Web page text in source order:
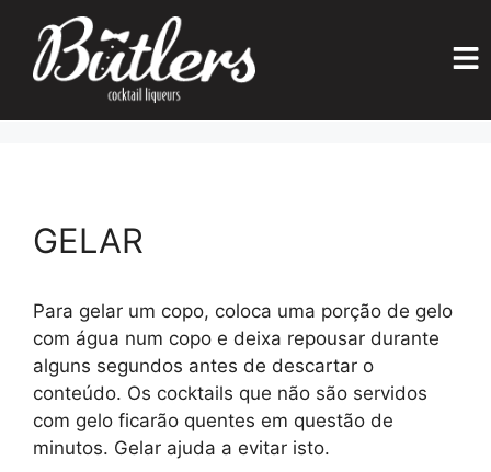
GELAR
Para gelar um copo, coloca uma porção de gelo
com água num copo e deixa repousar durante
alguns segundos antes de descartar o
conteúdo. Os cocktails que não são servidos
com gelo ficarão quentes em questão de
minutos. Gelar ajuda a evitar isto.